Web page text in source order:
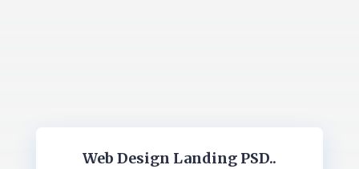
Web Design Landing PSD..